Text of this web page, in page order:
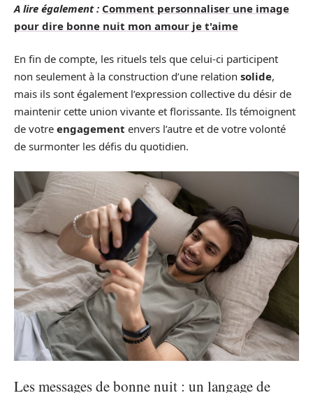
A lire également : Comment personnaliser une image
pour dire bonne nuit mon amour je t'aime
En fin de compte, les rituels tels que celui-ci participent
non seulement à la construction d’une relation solide,
mais ils sont également l’expression collective du désir de
maintenir cette union vivante et florissante. Ils témoignent
de votre engagement envers l’autre et de votre volonté
de surmonter les défis du quotidien.
Les messages de bonne nuit : un langage de